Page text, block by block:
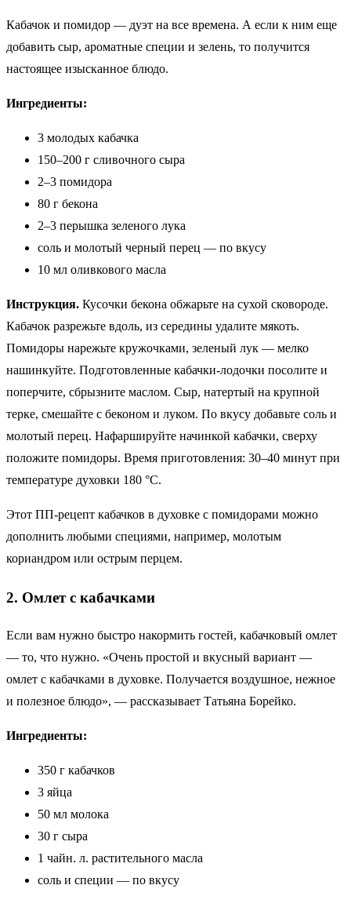
Кабачок и помидор — дуэт на все времена. А если к ним еще
добавить сыр, ароматные специи и зелень, то получится
настоящее изысканное блюдо.
Ингредиенты:
3 молодых кабачка
150–200 г сливочного сыра
2–3 помидора
80 г бекона
2–3 перышка зеленого лука
соль и молотый черный перец — по вкусу
10 мл оливкового масла
Инструкция. Кусочки бекона обжарьте на сухой сковороде.
Кабачок разрежьте вдоль, из середины удалите мякоть.
Помидоры нарежьте кружочками, зеленый лук — мелко
нашинкуйте. Подготовленные кабачки-лодочки посолите и
поперчите, сбрызните маслом. Сыр, натертый на крупной
терке, смешайте с беконом и луком. По вкусу добавьте соль и
молотый перец. Нафаршируйте начинкой кабачки, сверху
положите помидоры. Время приготовления: 30–40 минут при
температуре духовки 180 °C.
Этот ПП-рецепт кабачков в духовке с помидорами можно
дополнить любыми специями, например, молотым
кориандром или острым перцем.
2. Омлет с кабачками
Если вам нужно быстро накормить гостей, кабачковый омлет
— то, что нужно. «Очень простой и вкусный вариант —
омлет с кабачками в духовке. Получается воздушное, нежное
и полезное блюдо», — рассказывает Татьяна Борейко.
Ингредиенты:
350 г кабачков
3 яйца
50 мл молока
30 г сыра
1 чайн. л. растительного масла
соль и специи — по вкусу